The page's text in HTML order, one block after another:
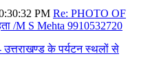
PM Re: PHOTO OF
/M S Mehta 9910532720
के पर्यटन स्थलों से